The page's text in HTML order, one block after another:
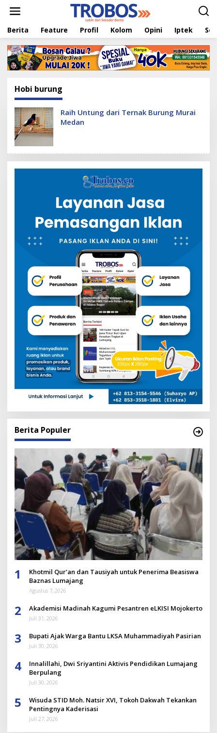
t
Berita Feature Profil Kolom Opini Iptek
Hobi burung
Raih Untung dari Ternak Burung Murai
Medan
Berita Populer
1
Khotmil Qur’an dan Tausiyah untuk Penerima Beasiswa
Baznas Lumajang
Agustus 7, 2026
2 Akademisi Madinah Kagumi Pesantren eLKISI Mojokerto
Juli 31, 2026
3 Bupati Ajak Warga Bantu LKSA Muhammadiyah Pasirian
Juli 30, 2026
4
Innalillahi, Dwi Sriyantini Aktivis Pendidikan Lumajang
Berpulang
Juli 30, 2026
5
Wisuda STID Moh. Natsir XVI, Tokoh Dakwah Tekankan
Pentingnya Kaderisasi
Juli 27, 2026